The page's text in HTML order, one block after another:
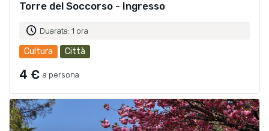
Torre del Soccorso - Ingresso
schedule Duarata: 1 ora
Cultura Città
4 € a persona